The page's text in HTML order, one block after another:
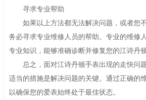
寻求专业帮助
如果以上方法都无法解决问题，或者您
务必寻求专业维修人员的帮助。专业的维修
专业知识，能够准确诊断并修复您的江诗丹顿
总之，面对江诗丹顿手表出现的走快问
适当的措施是解决问题的关键。通过正确的
以确保您的爱表始终处于最佳状态。